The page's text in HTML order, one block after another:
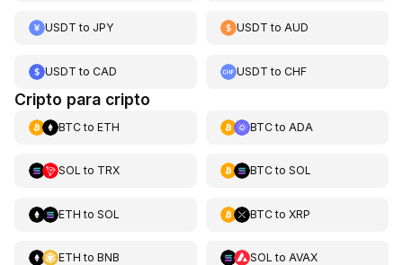
USDT to JPY USDT toAUD
USDT to CAD USDT toCHF
Cripto para cripto
BTCto ETH BTCto ADA
SOL to TRX BTCto SOL
ETH to SOL BTCto XRP
ETH to BNB SOL to AVAX